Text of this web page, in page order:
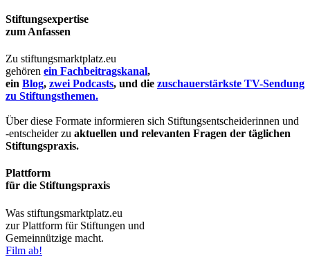
Stiftungsexpertise
zum Anfassen
Zu stiftungsmarktplatz.eu
gehören ein Fachbeitragskanal,
ein Blog, zwei Podcasts, und die zuschauerstärkste TV-Sendung
zu Stiftungsthemen.
Über diese Formate informieren sich Stiftungsentscheiderinnen und
-entscheider zu aktuellen und relevanten Fragen der täglichen
Stiftungspraxis.
Plattform
für die Stiftungspraxis
Was stiftungsmarktplatz.eu
zur Plattform für Stiftungen und
Gemeinnützige macht.
Film ab!